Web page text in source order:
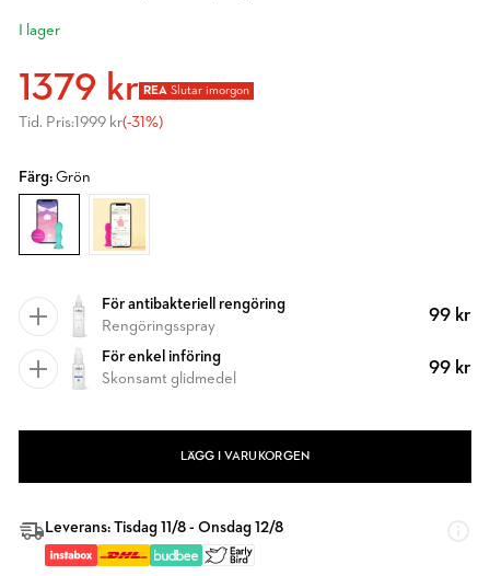
I lager
1379 kr REA Slutar imorgon
Tid. Pris:1999 kr(-31%)
Färg: Grön
För antibakteriell rengöring
Rengöringsspray
99 kr
För enkel införing
Skonsamt glidmedel
99 kr
LÄGG I VARUKORGEN
Leverans: Tisdag 11/8 - Onsdag 12/8